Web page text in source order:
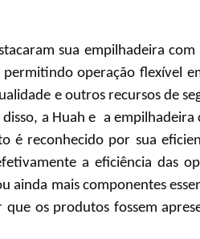
sua empilhadeira
operação flexível
e outros recursos de
a Huahe a empilhadeira
é reconhecido por sua
a eficiência das
ainda mais componentes
os produtos fossem